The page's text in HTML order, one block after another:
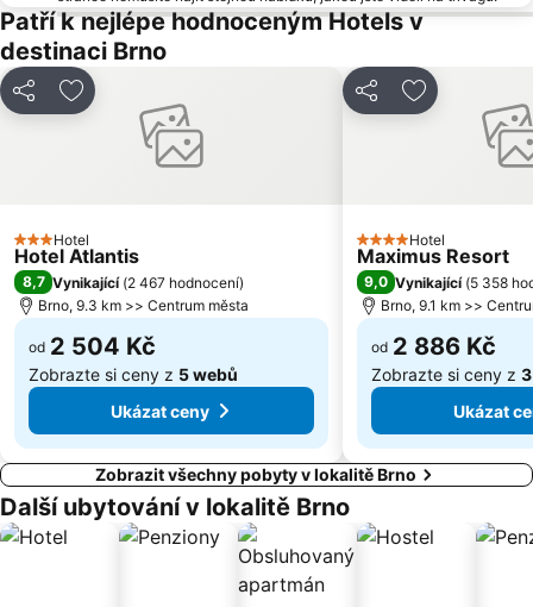
Olympia Brno
Farma Bolka Polívky
Golf Kaskáda
Zámek Milotice
Jadrová elektrárna Dukovany
Muzeum vojenské techniky Army Park Ořechov u Brna
Benediktinské opatství Rajhrad
Patří k nejlépe hodnoceným Hotels v
destinaci Brno
Sdílet Přidat na seznam oblíbených hotelů
3 Počet hvězdiček
Hotel
Hotel Atlantis
8,7 Vynikající (2 467 hodnocení)
Brno, 9.3 km >> Centrum města
od 2 504 Kč
Zobrazte si ceny z 5 webů
Ukázat ceny
Sdílet Přidat na
4 Počet hvězdiček
Hotel
Maximus Resort
9,0 Vynikající (5 358
Brno, 9.1 km >>
od 2 886 Kč
Zobrazte si ceny z
Ukázat
Zobrazit všechny pobyty v lokalitě Brno
Další ubytování v lokalitě Brno